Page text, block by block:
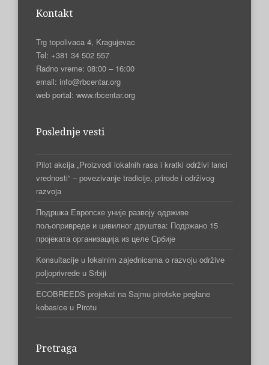
Kontakt
Trg topolivaca 4, Kragujevac
Tel: +381 34 502 557
Radno vreme: 08:00 – 16:00
email: info@rbcentar.org
web portal: www.rbcentar.org
Poslednje vesti
Pilot akcija „Proizvodi lokalnih rasa i kratki održivi lanci
vrednosti“ – povezivanje tradicije, prirode i održivog
razvoja
Подршка Европске уније развоју одрживе
пољопривреде и цивилног друштва: Подржано 15
пројеката организација из целе Србије
Konsultacije u lokalnim zajednicama o razvoju održive
poljoprivrede u Srbiji
ECOBREEDS projekat na Sajmu pirotske peglane
kobasice u Pirotu
Pretraga